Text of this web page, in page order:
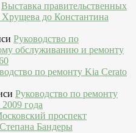
Выставка правительственных
до Константина
Руководство по
обслуживанию и ремонту
по ремонту Kia Cerato
Руководство по ремонту
года
проспект
Бандеры